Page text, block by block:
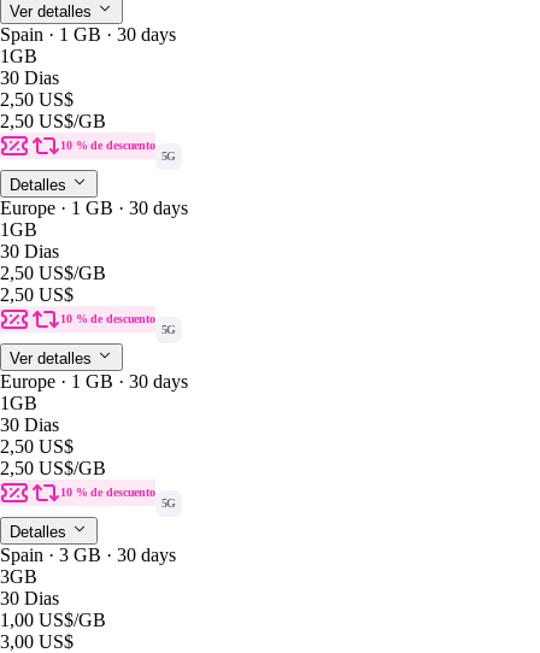
Ver detalles
Spain · 1 GB · 30 days
1GB
30 Dias
2,50 US$
2,50 US$/GB
10 % de descuento
5G
Detalles
Europe · 1 GB · 30 days
1GB
30 Dias
2,50 US$/GB
2,50 US$
10 % de descuento
5G
Ver detalles
Europe · 1 GB · 30 days
1GB
30 Dias
2,50 US$
2,50 US$/GB
10 % de descuento
5G
Detalles
Spain · 3 GB · 30 days
3GB
30 Dias
1,00 US$/GB
3,00 US$